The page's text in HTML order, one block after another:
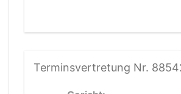
Terminsvertretung Nr.